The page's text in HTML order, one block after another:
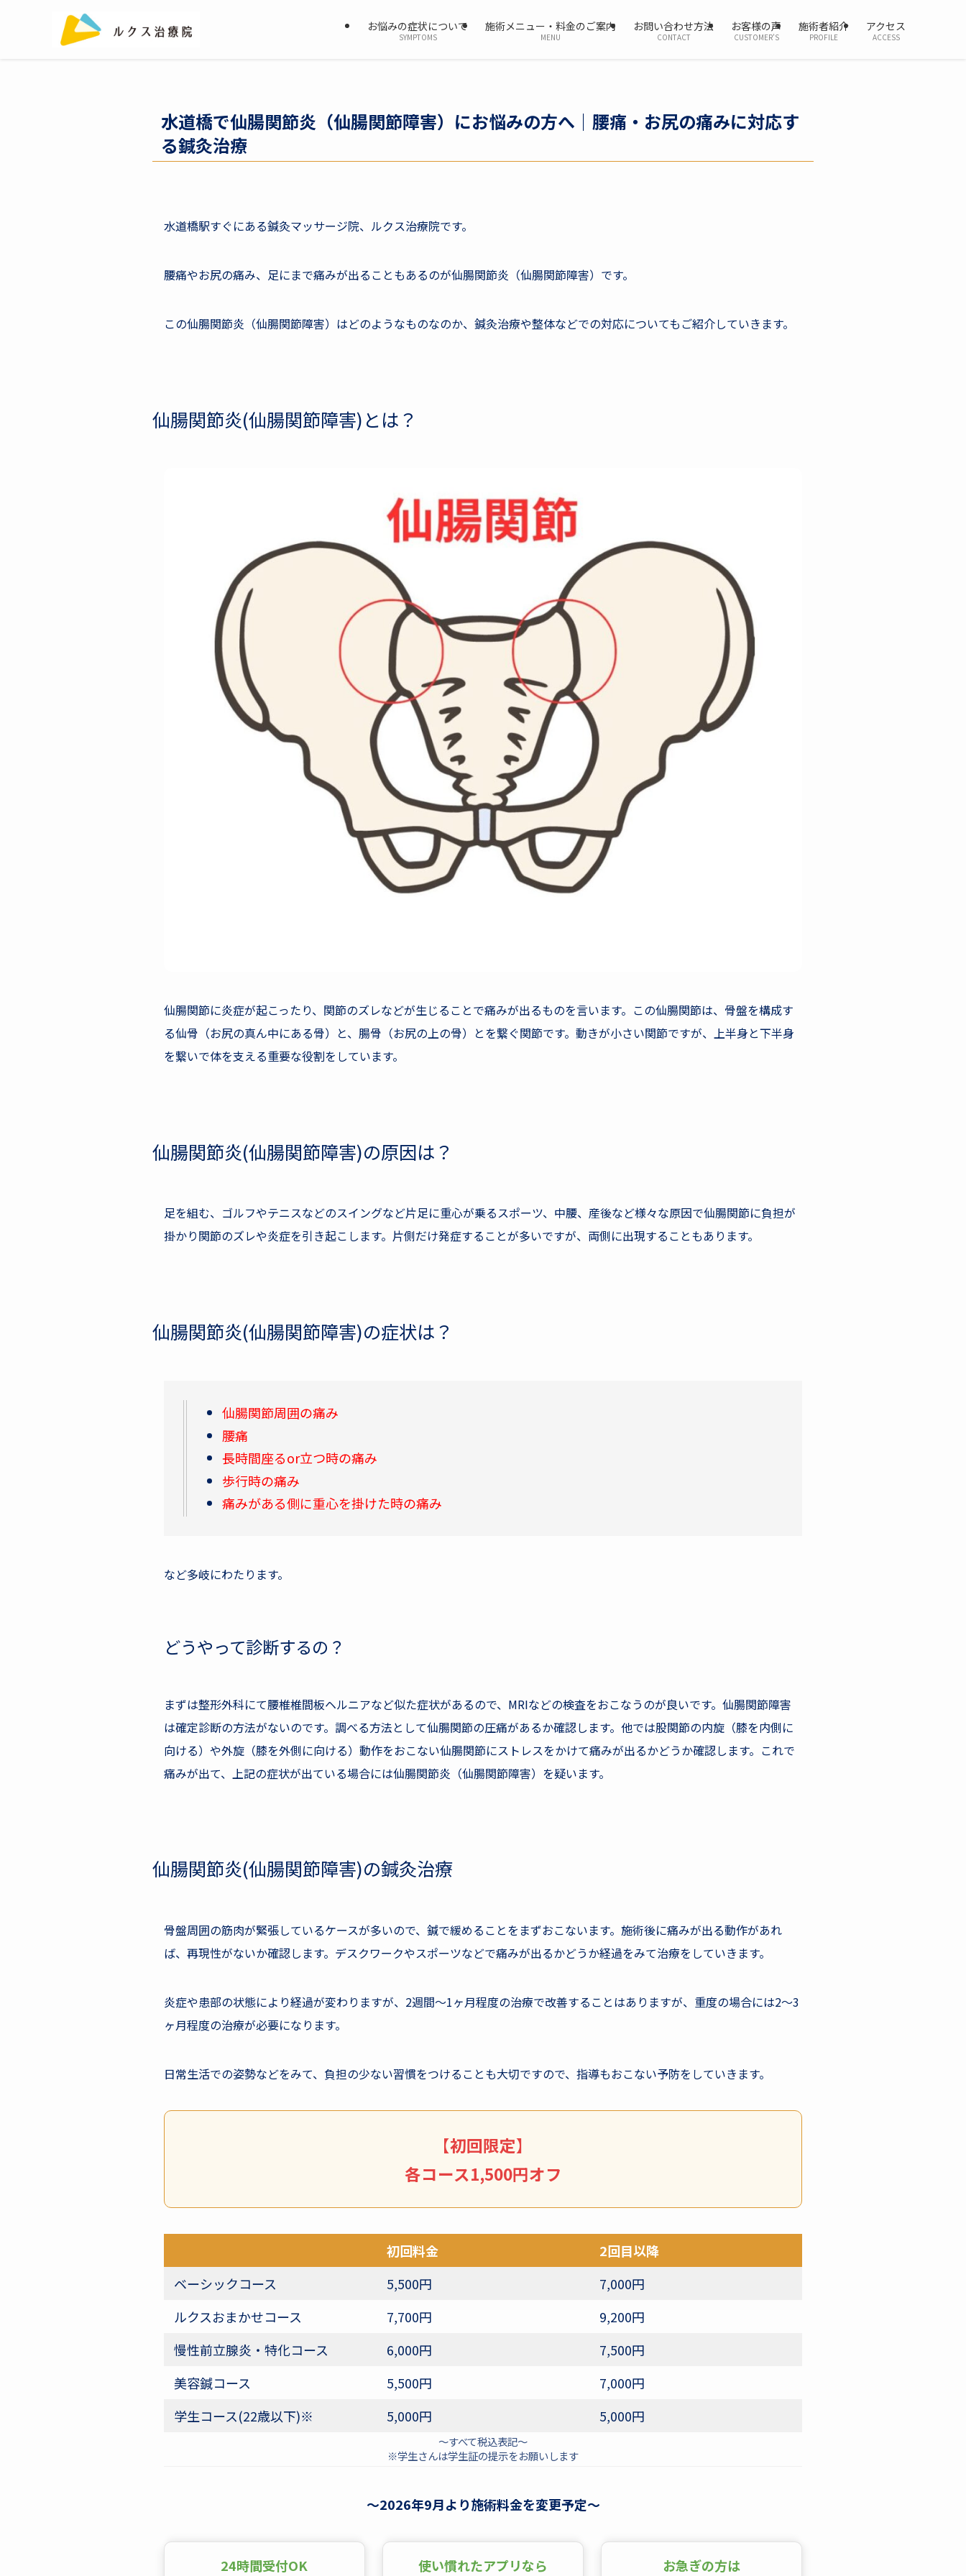
お悩みの症状について
SYMPTOMS
施術メニュー・料金のご案内
MENU
お問い合わせ方法
CONTACT
お客様の声
CUSTOMER’S
施術者紹介
PROFILE
アクセス
ACCESS
水道橋で仙腸関節炎（仙腸関節障害）にお悩みの方へ｜腰痛・お尻の痛みに対応す
る鍼灸治療
水道橋駅すぐにある鍼灸マッサージ院、ルクス治療院です。
腰痛やお尻の痛み、足にまで痛みが出ることもあるのが仙腸関節炎（仙腸関節障害）です。
この仙腸関節炎（仙腸関節障害）はどのようなものなのか、鍼灸治療や整体などでの対応についてもご紹介していきます。
仙腸関節炎(仙腸関節障害)とは？
仙腸関節に炎症が起こったり、関節のズレなどが生じることで痛みが出るものを言います。この仙腸関節は、骨盤を構成す
る仙骨（お尻の真ん中にある骨）と、腸骨（お尻の上の骨）とを繋ぐ関節です。動きが小さい関節ですが、上半身と下半身
を繋いで体を支える重要な役割をしています。
仙腸関節炎(仙腸関節障害)の原因は？
足を組む、ゴルフやテニスなどのスイングなど片足に重心が乗るスポーツ、中腰、産後など様々な原因で仙腸関節に負担が
掛かり関節のズレや炎症を引き起こします。片側だけ発症することが多いですが、両側に出現することもあります。
仙腸関節炎(仙腸関節障害)の症状は？
仙腸関節周囲の痛み
腰痛
長時間座るor立つ時の痛み
歩行時の痛み
痛みがある側に重心を掛けた時の痛み
など多岐にわたります。
どうやって診断するの？
まずは整形外科にて腰椎椎間板ヘルニアなど似た症状があるので、MRIなどの検査をおこなうのが良いです。仙腸関節障害
は確定診断の方法がないのです。調べる方法として仙腸関節の圧痛があるか確認します。他では股関節の内旋（膝を内側に
向ける）や外旋（膝を外側に向ける）動作をおこない仙腸関節にストレスをかけて痛みが出るかどうか確認します。これで
痛みが出て、上記の症状が出ている場合には仙腸関節炎（仙腸関節障害）を疑います。
仙腸関節炎(仙腸関節障害)の鍼灸治療
骨盤周囲の筋肉が緊張しているケースが多いので、鍼で緩めることをまずおこないます。施術後に痛みが出る動作があれ
ば、再現性がないか確認します。デスクワークやスポーツなどで痛みが出るかどうか経過をみて治療をしていきます。
炎症や患部の状態により経過が変わりますが、2週間～1ヶ月程度の治療で改善することはありますが、重度の場合には2～3
ヶ月程度の治療が必要になります。
日常生活での姿勢などをみて、負担の少ない習慣をつけることも大切ですので、指導もおこない予防をしていきます。
【初回限定】
各コース1,500円オフ
初回料金
2回目以降
ベーシックコース
5,500円
7,000円
ルクスおまかせコース
7,700円
9,200円
慢性前立腺炎・特化コース
6,000円
7,500円
美容鍼コース
5,500円
7,000円
学生コース(22歳以下)※
5,000円 5,000円
～すべて税込表記～
※学生さんは学生証の提示をお願いします
～2026年9月より施術料金を変更予定～
24時間受付OK 使い慣れたアプリなら お急ぎの方は